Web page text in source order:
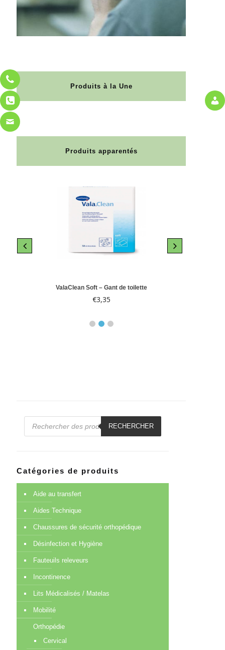
Produits à la Une
Produits apparentés
ValaClean Soft – Gant de toilette
€3,35
Recherche
RECHERCHER
Catégories de produits
Aide au transfert
Aides Technique
Chaussures de sécurité orthopédique
Désinfection et Hygiène
Fauteuils releveurs
Incontinence
Lits Médicalisés / Matelas
Mobilité
Orthopédie
Cervical